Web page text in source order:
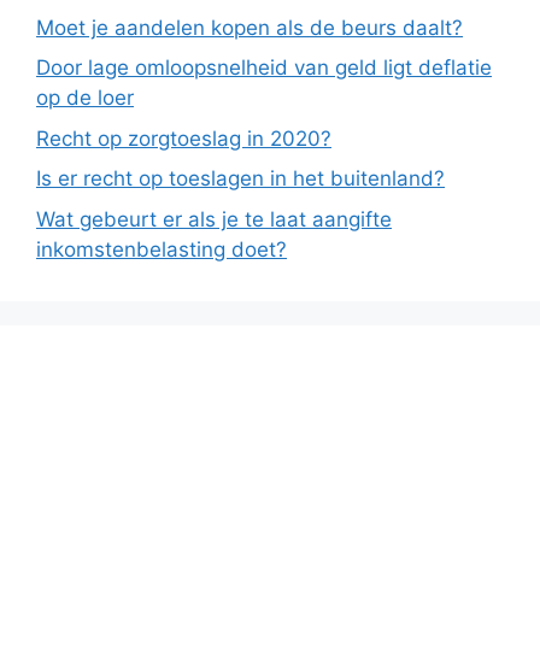
Moet je aandelen kopen als de beurs daalt?
Door lage omloopsnelheid van geld ligt deflatie
op de loer
Recht op zorgtoeslag in 2020?
Is er recht op toeslagen in het buitenland?
Wat gebeurt er als je te laat aangifte
inkomstenbelasting doet?